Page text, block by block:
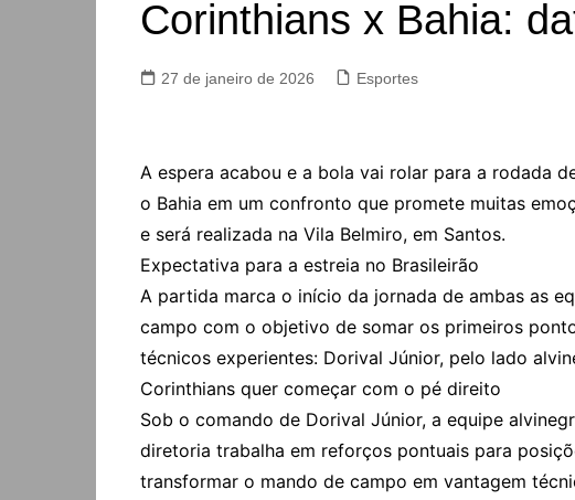
Corinthians x Bahia:
27 de janeiro de 2026 Esportes
A espera acabou e a bola vai rolar para a rodada
o Bahia em um confronto que promete muitas
e será realizada na Vila Belmiro, em Santos.
Expectativa para a estreia no Brasileirão
A partida marca o início da jornada de ambas as
campo com o objetivo de somar os primeiros
técnicos experientes: Dorival Júnior, pelo lado
Corinthians quer começar com o pé direito
Sob o comando de Dorival Júnior, a equipe
diretoria trabalha em reforços pontuais para
transformar o mando de campo em vantagem